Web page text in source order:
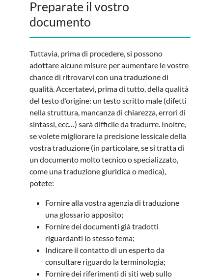
Preparate il vostro
documento
Tuttavia, prima di procedere, si possono
adottare alcune misure per aumentare le vostre
chance di ritrovarvi con una traduzione di
qualità. Accertatevi, prima di tutto, della qualità
del testo d’origine: un testo scritto male (difetti
nella struttura, mancanza di chiarezza, errori di
sintassi, ecc…) sarà difficile da tradurre. Inoltre,
se volete migliorare la precisione lessicale della
vostra traduzione (in particolare, se si tratta di
un documento molto tecnico o specializzato,
come una traduzione giuridica o medica),
potete:
Fornire alla vostra agenzia di traduzione
una glossario apposito;
Fornire dei documenti già tradotti
riguardanti lo stesso tema;
Indicare il contatto di un esperto da
consultare riguardo la terminologia;
Fornire dei riferimenti di siti web sullo